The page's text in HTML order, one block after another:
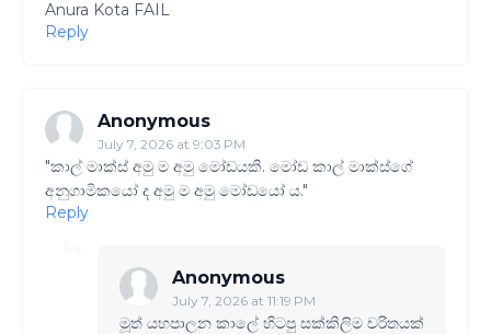
Anura Kota FAIL
Reply
Anonymous
July 7, 2026 at 9:03 PM
"කාල් මාක්ස් අමු ම අමු මෝඩයකි. මෝඩ කාල් මාක්ස්ගේ
අනුගාමිකයෝ ද අමු ම අමු මෝඩයෝ ය."
Reply
Anonymous
July 7, 2026 at 11:19 PM
මූත් යහපාලන කාලේ හිටපු සක්කිලිම චරිතයක්